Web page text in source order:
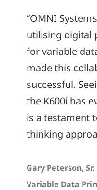
“OMNI
utilising digital
for variable
made this
successful.
the K600i has
is a testament
thinking
Gary Peterson,
Variable Data